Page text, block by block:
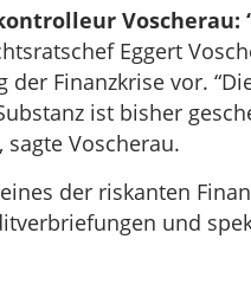
Eggert
der Finanzkrise vor.
ist bisher
sagte Voscherau.
der riskanten
und